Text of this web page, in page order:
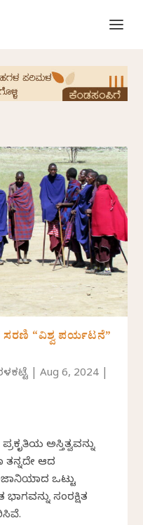
ಸರಣಿ “ವಿಶ್ವ ಪರ್ಯಟನೆ”
|Aug 6, 2024
ಅಸ್ತಿತ್ವವನ್ನು
ಆದ
ಒಟ್ಟು
ಭಾಗವನ್ನು ಸಂರಕ್ಷಿತ